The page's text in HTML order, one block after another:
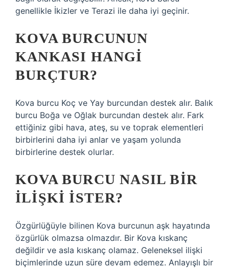
genellikle İkizler ve Terazi ile daha iyi geçinir.
KOVA BURCUNUN
KANKASI HANGI
BURÇTUR?
Kova burcu Koç ve Yay burcundan destek alır. Balık
burcu Boğa ve Oğlak burcundan destek alır. Fark
ettiğiniz gibi hava, ateş, su ve toprak elementleri
birbirlerini daha iyi anlar ve yaşam yolunda
birbirlerine destek olurlar.
KOVA BURCU NASIL BIR
ILIŞKI ISTER?
Özgürlüğüyle bilinen Kova burcunun aşk hayatında
özgürlük olmazsa olmazdır. Bir Kova kıskanç
değildir ve asla kıskanç olamaz. Geleneksel ilişki
biçimlerinde uzun süre devam edemez. Anlayışlı bir